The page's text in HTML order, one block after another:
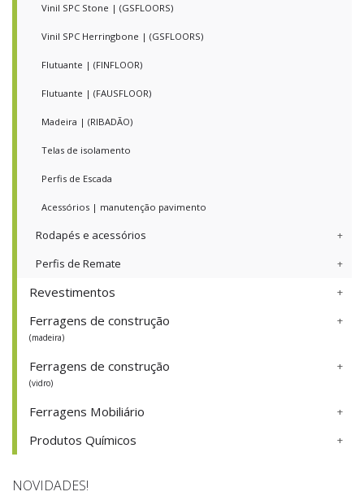
Vinil SPC Stone | (GSFLOORS)
Vinil SPC Herringbone | (GSFLOORS)
Flutuante | (FINFLOOR)
Flutuante | (FAUSFLOOR)
Madeira | (RIBADÃO)
Telas de isolamento
Perfis de Escada
Acessórios | manutenção pavimento
Rodapés e acessórios
Perfis de Remate
Revestimentos
Ferragens de construção
(madeira)
Ferragens de construção
(vidro)
Ferragens Mobiliário
Produtos Químicos
NOVIDADES!